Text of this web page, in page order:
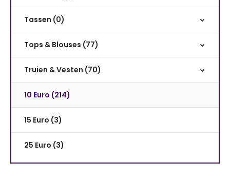
Tassen (0)
Tops & Blouses (77)
Truien & Vesten (70)
10 Euro (214)
15 Euro (3)
25 Euro (3)